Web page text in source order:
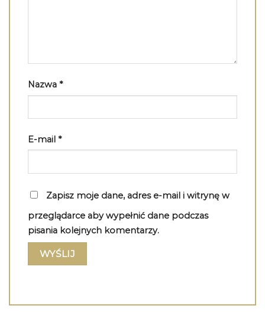
Nazwa *
E-mail *
Zapisz moje dane, adres e-mail i witrynę w
przeglądarce aby wypełnić dane podczas
pisania kolejnych komentarzy.